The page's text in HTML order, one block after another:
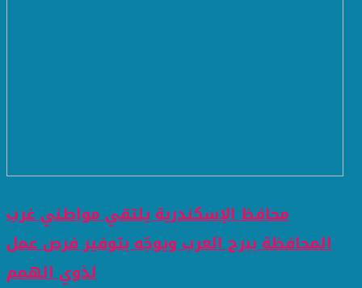
محافظ الإسكندرية يلتقي مواطني غرب
المحافظة ببرج العرب ويوجّه بتوفير فرص عمل
لذوي الهمم